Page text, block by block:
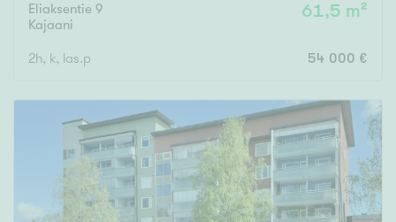
Eliaksentie 9
Kajaani
61,5 m²
2h, k, las.p 54 000 €